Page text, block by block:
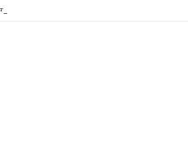
पोलिसांच्या कारवाईवर प्रश्नचिन्ह